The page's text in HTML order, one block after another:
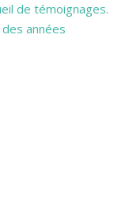
de témoignages.
années